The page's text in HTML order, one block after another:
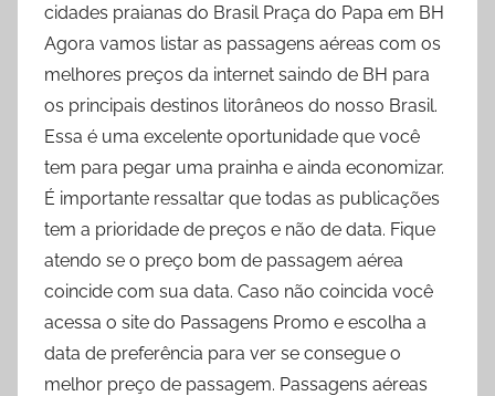
cidades praianas do Brasil Praça do Papa em BH
Agora vamos listar as passagens aéreas com os
melhores preços da internet saindo de BH para
os principais destinos litorâneos do nosso Brasil.
Essa é uma excelente oportunidade que você
tem para pegar uma prainha e ainda economizar.
É importante ressaltar que todas as publicações
tem a prioridade de preços e não de data. Fique
atendo se o preço bom de passagem aérea
coincide com sua data. Caso não coincida você
acessa o site do Passagens Promo e escolha a
data de preferência para ver se consegue o
melhor preço de passagem. Passagens aéreas